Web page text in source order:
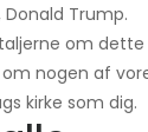
Trump.
om dette
nogen af
kirke som dig.